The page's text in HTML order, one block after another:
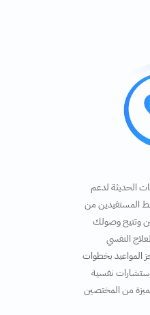
الحديثة لدعم
المستفيدين من
وتتيح وصولك
النفسي
المواعيد بخطوات
نفسية
من المختصين